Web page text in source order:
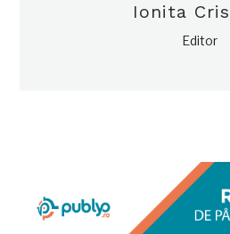
Ionita
Editor